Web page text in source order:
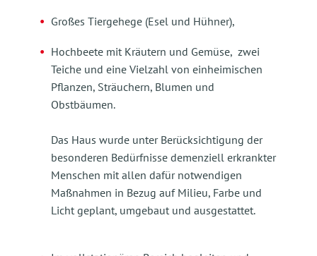
Großes Tiergehege (Esel und Hühner),
Hochbeete mit Kräutern und Gemüse, zwei
Teiche und eine Vielzahl von einheimischen
Pflanzen, Sträuchern, Blumen und
Obstbäumen.
Das Haus wurde unter Berücksichtigung der
besonderen Bedürfnisse demenziell erkrankter
Menschen mit allen dafür notwendigen
Maßnahmen in Bezug auf Milieu, Farbe und
Licht geplant, umgebaut und ausgestattet.